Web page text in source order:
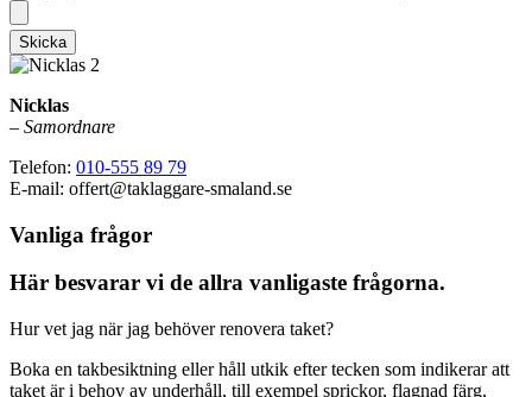
Skicka
Nicklas
– Samordnare
Telefon: 010-555 89 79
E-mail: offert@taklaggare-smaland.se
Vanliga frågor
Här besvarar vi de allra vanligaste frågorna.
Hur vet jag när jag behöver renovera taket?
Boka en takbesiktning eller håll utkik efter tecken som indikerar att
taket är i behov av underhåll, till exempel sprickor, flagnad färg,